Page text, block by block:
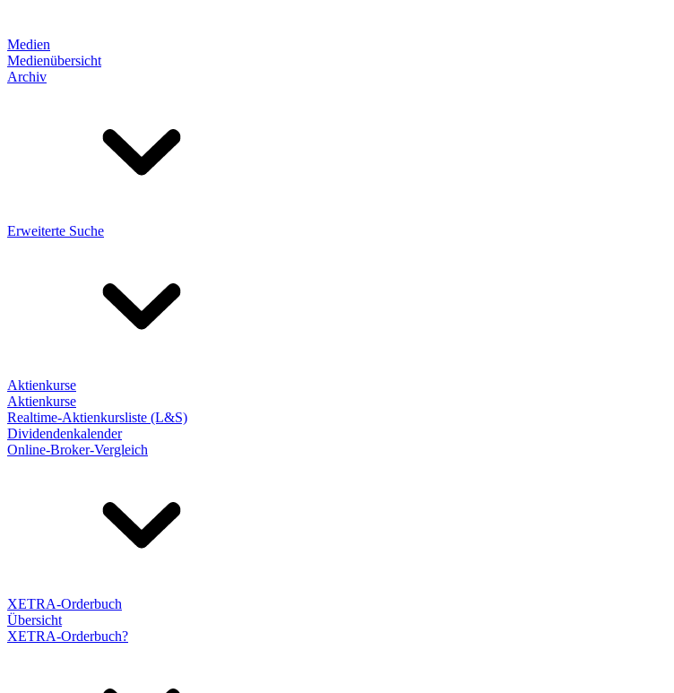
Medien
Medienübersicht
Archiv
Erweiterte Suche
Aktienkurse
Aktienkurse
Realtime-Aktienkursliste (L&S)
Dividendenkalender
Online-Broker-Vergleich
XETRA-Orderbuch
Übersicht
XETRA-Orderbuch?